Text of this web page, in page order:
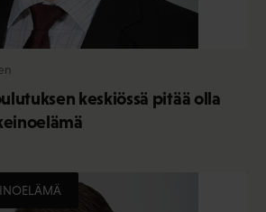
keskiössä pitää olla